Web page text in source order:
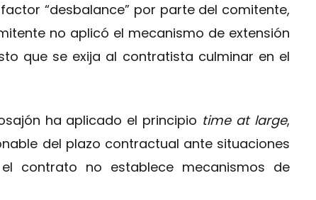
factor “desbalance” por parte del comitente,
no aplicó el mecanismo de extensión
que se exija al contratista culminar en el
ha aplicado el principio time at large,
del plazo contractual ante situaciones
contrato no establece mecanismos de